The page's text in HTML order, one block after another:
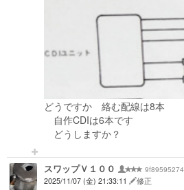
どうですか 絡む配線は8本
自作CDIは6本です
どうしますか？
スワップＶ１００
9f89595274
2025/11/07 (金) 21:33:11
修正